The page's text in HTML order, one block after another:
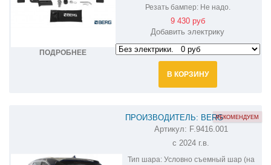
ПОДРОБНЕЕ
Резать бампер:Не надо.
9 430 руб
Добавить электрику
В КОРЗИНУ
ПРОИЗВОДИТЕЛЬ: BERG
ФАРКОП НА HAVAL F7 F.9416.001
Артикул: F.9416.001
с 2024 г.в.
Тип шара:Условно съемный шар (на
РЕКОМЕНДУЕМ